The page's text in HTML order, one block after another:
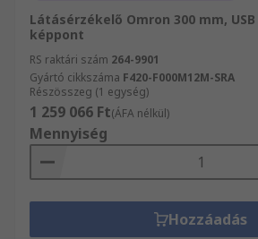
Látásérzékelő Omron 300 mm, USB
képpont
RS raktári szám 264-9901
Gyártó cikkszáma F420-F000M12M-SRA
Részösszeg (1 egység)
1 259 066 Ft(ÁFA nélkül)
Mennyiség
Hozzáadás